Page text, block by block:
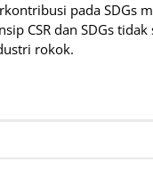
pada SDGs
CSR dan SDGs tidak
rokok.